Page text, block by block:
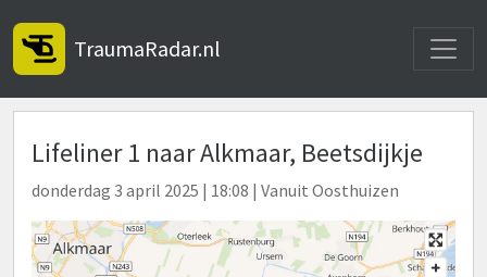
TraumaRadar.nl
Lifeliner 1 naar Alkmaar, Beetsdijkje
donderdag 3 april 2025 | 18:08 | Vanuit Oosthuizen